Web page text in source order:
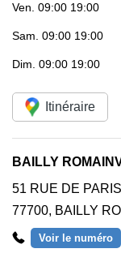
Ven. 09:00 19:00
Sam. 09:00 19:00
Dim. 09:00 19:00
Itinéraire
BAILLY
51 RUE DE PARIS
77700, BAILLY
Voir le numéro